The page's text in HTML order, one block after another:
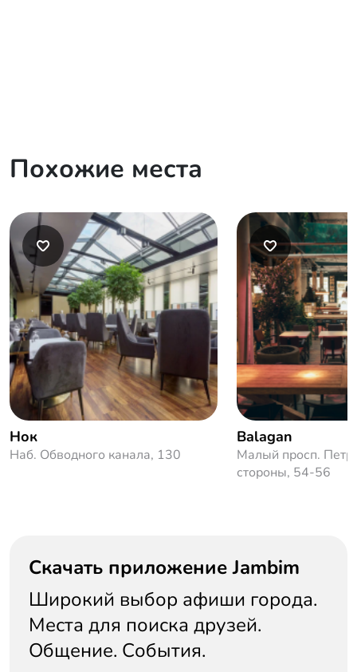
Похожие места
Нок
Наб. Обводного канала, 130
Balagan
Малый просп.
стороны, 54-56
Скачать приложение Jambim
Широкий выбор афиши города.
Места для поиска друзей.
Общение. События.